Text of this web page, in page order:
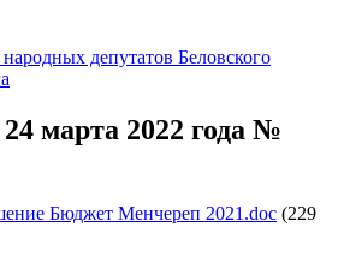
депутатов Беловского
марта 2022 года №
Бюджет Менчереп 2021.doc (229